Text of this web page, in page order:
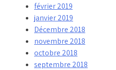
février 2019
janvier 2019
Décembre 2018
novembre 2018
octobre 2018
septembre 2018